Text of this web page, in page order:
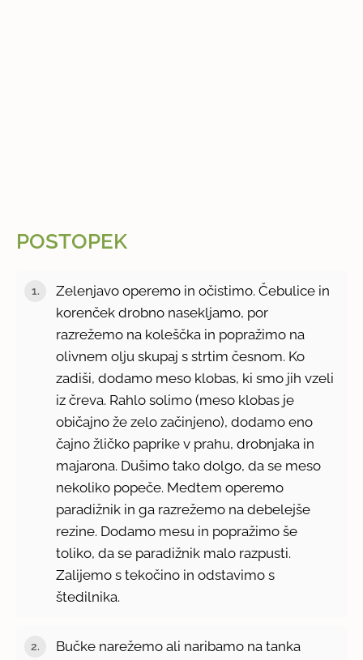
POSTOPEK
Zelenjavo operemo in očistimo. Čebulice in
korenček drobno nasekljamo, por
razrežemo na koleščka in popražimo na
olivnem olju skupaj s strtim česnom. Ko
zadiši, dodamo meso klobas, ki smo jih vzeli
iz čreva. Rahlo solimo (meso klobas je
običajno že zelo začinjeno), dodamo eno
čajno žličko paprike v prahu, drobnjaka in
majarona. Dušimo tako dolgo, da se meso
nekoliko popeče. Medtem operemo
paradižnik in ga razrežemo na debelejše
rezine. Dodamo mesu in popražimo še
toliko, da se paradižnik malo razpusti.
Zalijemo s tekočino in odstavimo s
štedilnika.
Bučke narežemo ali naribamo na tanka